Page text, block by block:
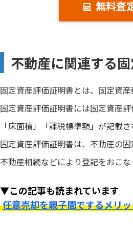
無料査
不動産に関連する
固定資産評価証明書とは、固定資
固定資産評価証明書には固定資産
「床面積」「課税標準額」が記載さ
固定資産評価証明書は、不動産の
不動産相続などにより登記をおこ
▼この記事も読まれています
任意売却を親子間でするメリ